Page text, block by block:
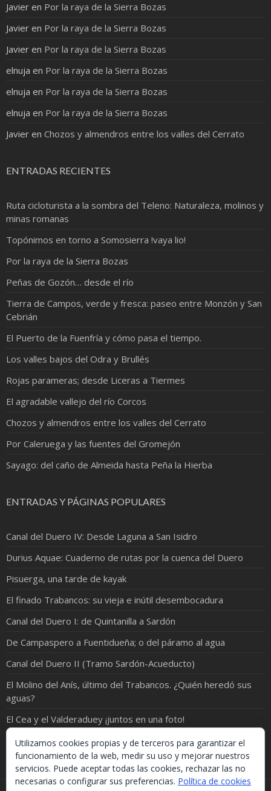
Javier en Por la raya de la Sierra Bozas
Javier en Por la raya de la Sierra Bozas
Javier en Por la raya de la Sierra Bozas
elnuja en Por la raya de la Sierra Bozas
elnuja en Por la raya de la Sierra Bozas
elnuja en Por la raya de la Sierra Bozas
Javier en Chozos y almendros entre los valles del Cerrato
ENTRADAS RECIENTES
Ruta cicloturista a la sombra del Teleno: Naturaleza, molinos y
minas romanas
Topónimos en torno a Somosierra !vaya lio!
Por la raya de la Sierra Bozas
Peñas de Gozón… desde el río
Tierra de Campos, verde y fresca: paseo entre Monzón y San
Cebrián
El Puerto de la Fuenfría y cómo pasa el tiempo.
Los valles bajos del Odra y Brullés
Rojas parameras; desde Liceras a Tiermes
El agradable vallejo del río Corcos
Chozos y almendros entre los valles del Cerrato
Por Caleruega y las fuentes del Gromejón
Sayago: del caño de Almeida hasta Peña la Hierba
ENTRADAS Y PÁGINAS POPULARES
Canal del Duero IV: Desde Laguna a San Isidro
Durius Aquae: Cuaderno de rutas por la cuenca del Duero
Pisuerga, una tarde de kayak
El finado Trabancos: su vieja e inútil desembocadura
Canal del Duero I: de Quintanilla a Sardón
De Campaspero a Fuentidueña; o del páramo al agua
Canal del Duero II (Tramo Sardón-Acueducto)
El Molino del Anís, último del Trabancos. ¿Quién heredó sus
aguas?
El Cea y el Valderaduey ¡juntos en una foto!
¡ORO EN EL RÍO!
Utilizamos cookies propias y de terceros para garantizar el
funcionamiento de la web, medir su uso y mejorar nuestros
servicios. Puede aceptar todas las cookies, rechazar las no
necesarias o configurar sus preferencias. Política de cookies